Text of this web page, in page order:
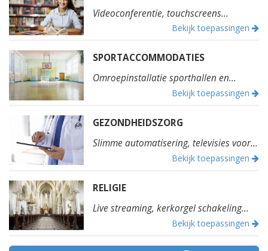
Videoconferentie, touchscreens...
Bekijk toepassingen
SPORTACCOMMODATIES
Omroepinstallatie sporthallen en...
Bekijk toepassingen
GEZONDHEIDSZORG
Slimme automatisering, televisies voor...
Bekijk toepassingen
RELIGIE
Live streaming, kerkorgel schakeling...
Bekijk toepassingen